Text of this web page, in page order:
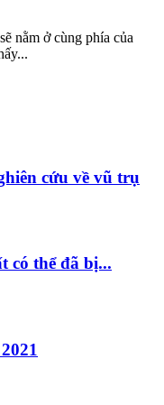
nằm ở cùng phía của
cứu về vũ trụ
có thể đã bị...